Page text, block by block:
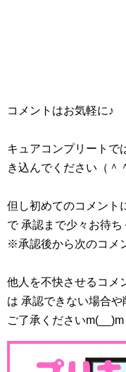
コメントはお気軽に♪
キュアコンプリートで
き込んでください（＾
但し初めてのコメント
で 承認まで少々お待
※承認後から次のコメ
他人を不快させるコメ
は 承認できない場合
ご了承くださいm(__)m